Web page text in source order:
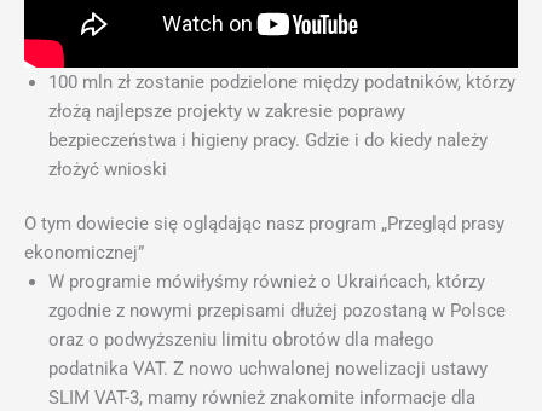
100 mln zł zostanie podzielone między podatników, którzy
złożą najlepsze projekty w zakresie poprawy
bezpieczeństwa i higieny pracy. Gdzie i do kiedy należy
złożyć wnioski
O tym dowiecie się oglądając nasz program „Przegląd prasy
ekonomicznej”
W programie mówiłyśmy również o Ukraińcach, którzy
zgodnie z nowymi przepisami dłużej pozostaną w Polsce
oraz o podwyższeniu limitu obrotów dla małego
podatnika VAT. Z nowo uchwalonej nowelizacji ustawy
SLIM VAT-3, mamy również znakomite informacje dla